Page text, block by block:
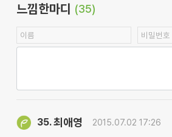
느낌한마디 (35)
35.최애영 2015.07.02 17:26